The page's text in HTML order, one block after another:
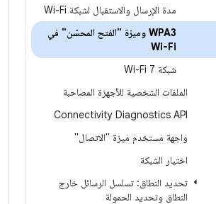
مدة الإرسال والاستقبال لشبكة Wi-Fi
WPA3 وميزة "الفتح المحسّن" في
Wi-Fi
شبكة Wi-Fi 7
الملفات الشخصية للأجهزة المصاحبة
Connectivity Diagnostics API
واجهة مستخدم ميزة "الاتصال"
اختيار الشبكة
تحديد النطاق: تسلسل الرسائل خارج
النطاق وتحديد الحمولة